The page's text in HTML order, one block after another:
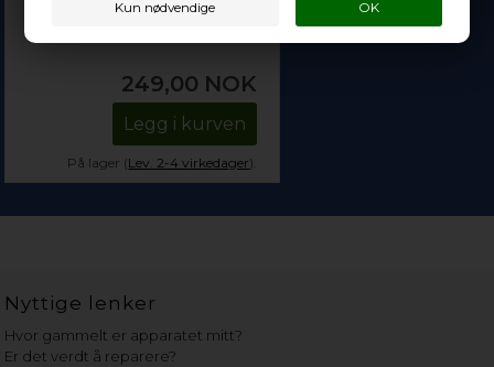
249,00 NOK
Legg i kurven
På lager (Lev. 2-4 virkedager).
Nyttige lenker
Hvor gammelt er apparatet mitt?
Er det verdt å reparere?